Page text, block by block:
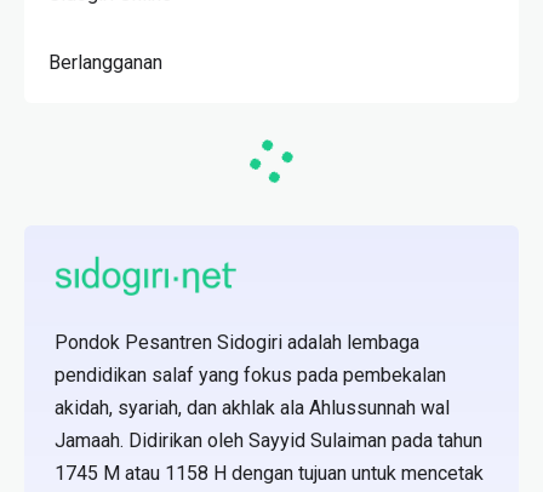
Berlangganan
Pondok Pesantren Sidogiri adalah lembaga
pendidikan salaf yang fokus pada pembekalan
akidah, syariah, dan akhlak ala Ahlussunnah wal
Jamaah. Didirikan oleh Sayyid Sulaiman pada tahun
1745 M atau 1158 H dengan tujuan untuk mencetak